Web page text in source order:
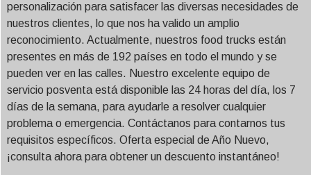
personalización para satisfacer las diversas necesidades de
nuestros clientes, lo que nos ha valido un amplio
reconocimiento. Actualmente, nuestros food trucks están
presentes en más de 192 países en todo el mundo y se
pueden ver en las calles. Nuestro excelente equipo de
servicio posventa está disponible las 24 horas del día, los 7
días de la semana, para ayudarle a resolver cualquier
problema o emergencia. Contáctanos para contarnos tus
requisitos específicos. Oferta especial de Año Nuevo,
¡consulta ahora para obtener un descuento instantáneo!